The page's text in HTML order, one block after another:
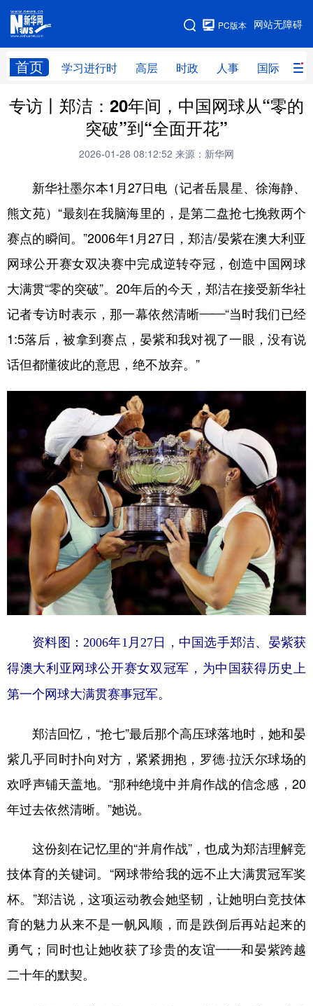
网站无障碍
PC版本
首页 学习进行时 高层 时政 人事 国际 财
网站地图
学习进行时 高层 时政 人事
财经 网评
科技 科创 量子 体育
文化 书画 健康 军事
法律 中央文件 金融 汽车
食品 人居 信息化 数字经济
学术中国 乡村振兴 银龄 溯源中国
城市 旅游 能源
娱乐
公益 一带一路 亚太网 上市公司
文化产业
地方频道
天津 河北 山西
辽宁 吉林 上海 江苏
浙江 安徽 福建 江西
四川 贵州
多语种频道
专访丨郑洁：20年间，中国网球从“零的
突破”到“全面开花”
2026-01-28 08:12:52 来源：新华网
新华社墨尔本1月27日电（记者岳晨星、徐海静、
熊文苑）“最刻在我脑海里的，是第二盘抢七挽救两个
赛点的瞬间。”2006年1月27日，郑洁/晏紫在澳大利亚
网球公开赛女双决赛中完成逆转夺冠，创造中国网球
大满贯“零的突破”。20年后的今天，郑洁在接受新华社
记者专访时表示，那一幕依然清晰——“当时我们已经
1:5落后，被拿到赛点，晏紫和我对视了一眼，没有说
话但都懂彼此的意思，绝不放弃。”
资料图：2006年1月27日，中国选手郑洁、晏紫获
得澳大利亚网球公开赛女双冠军，为中国获得历史上
第一个网球大满贯赛事冠军。
郑洁回忆，“抢七”最后那个高压球落地时，她和晏
紫几乎同时扑向对方，紧紧拥抱，罗德·拉沃尔球场的
欢呼声铺天盖地。“那种绝境中并肩作战的信念感，20
年过去依然清晰。”她说。
这份刻在记忆里的“并肩作战”，也成为郑洁理解竞
技体育的关键词。“网球带给我的远不止大满贯冠军奖
杯。”郑洁说，这项运动教会她坚韧，让她明白竞技体
育的魅力从来不是一帆风顺，而是跌倒后再站起来的
勇气；同时也让她收获了珍贵的友谊——和晏紫跨越
二十年的默契。